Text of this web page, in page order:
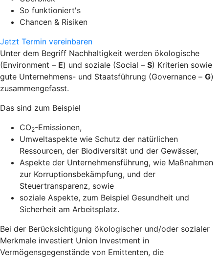
So funktioniert's
Chancen & Risiken
Jetzt Termin vereinbaren
Unter dem Begriff Nachhaltigkeit werden ökologische
(Environment – E) und soziale (Social – S) Kriterien sowie
gute Unternehmens- und Staatsführung (Governance – G)
zusammengefasst.
Das sind zum Beispiel
CO2-Emissionen,
Umweltaspekte wie Schutz der natürlichen
Ressourcen, der Biodiversität und der Gewässer,
Aspekte der Unternehmensführung, wie Maßnahmen
zur Korruptionsbekämpfung, und der
Steuertransparenz, sowie
soziale Aspekte, zum Beispiel Gesundheit und
Sicherheit am Arbeitsplatz.
Bei der Berücksichtigung ökologischer und/oder sozialer
Merkmale investiert Union Investment in
Vermögensgegenstände von Emittenten, die